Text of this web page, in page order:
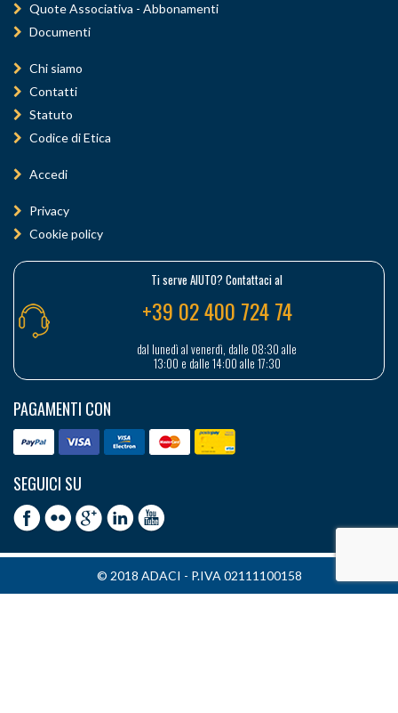
Quote Associativa - Abbonamenti
Documenti
Chi siamo
Contatti
Statuto
Codice di Etica
Accedi
Privacy
Cookie policy
Ti serve AIUTO? Contattaci al
+39 02 400 724 74
dal lunedì al venerdì, dalle 08:30 alle
13:00 e dalle 14:00 alle 17:30
PAGAMENTI CON
SEGUICI SU
© 2018 ADACI - P.IVA 02111100158